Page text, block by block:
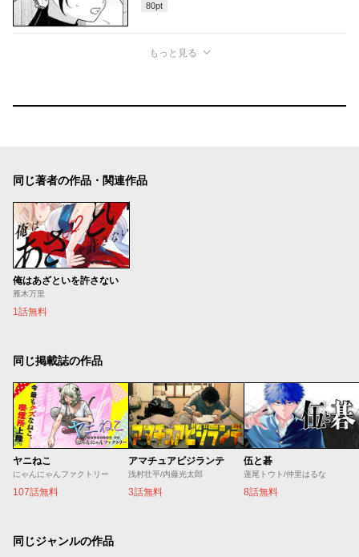
80pt
もっと見る
同じ著者の作品・関連作品
俺はあざといを許さない
雁木万里
1話無料
同じ掲載誌の作品
ヤニねこ
にゃんにゃんファクトリー
107話無料
アマチュアビジランテ
浅村壮平/内藤光太郎
3話無料
伍と碁
蓮尾トウト/仲里はるな
8話無料
同じジャンルの作品